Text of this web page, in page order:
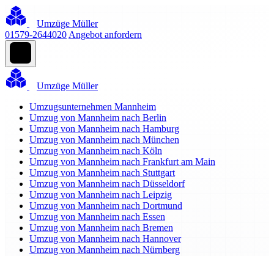
Umzüge Müller
01579-2644020 Angebot anfordern
Umzüge Müller
Umzugsunternehmen Mannheim
Umzug von Mannheim nach Berlin
Umzug von Mannheim nach Hamburg
Umzug von Mannheim nach München
Umzug von Mannheim nach Köln
Umzug von Mannheim nach Frankfurt am Main
Umzug von Mannheim nach Stuttgart
Umzug von Mannheim nach Düsseldorf
Umzug von Mannheim nach Leipzig
Umzug von Mannheim nach Dortmund
Umzug von Mannheim nach Essen
Umzug von Mannheim nach Bremen
Umzug von Mannheim nach Hannover
Umzug von Mannheim nach Nürnberg